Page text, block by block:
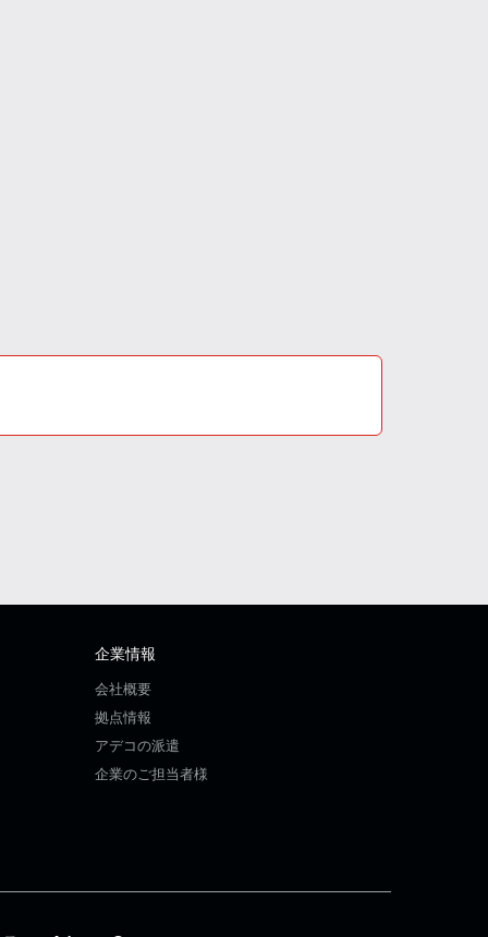
企業情報
会社概要
拠点情報
アデコの派遣
企業のご担当者様